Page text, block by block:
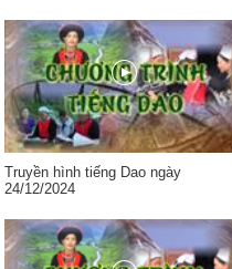
Truyền hình tiếng Dao ngày
24/12/2024